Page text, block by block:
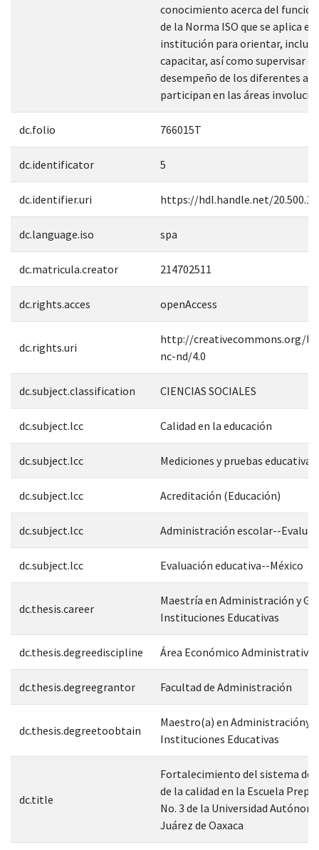
conocimiento acerca del
de la Norma ISO que se aplica en
institución para orientar, incluso
capacitar, así como supervisar el
desempeño de los diferentes
participan en las áreas
dc.folio 766015T
dc.identificator 5
dc.identifier.uri https://hdl.handle.net/
dc.language.iso spa
dc.matricula.creator 214702511
dc.rights.acces openAccess
dc.rights.uri
http://creativecommons.org/
nc-nd/4.0
dc.subject.classification CIENCIAS SOCIALES
dc.subject.lcc Calidad en la educación
dc.subject.lcc Mediciones y pruebas educativas
dc.subject.lcc Acreditación (Educación)
dc.subject.lcc Administración escolar--
dc.subject.lcc Evaluación educativa--México
dc.thesis.career
Maestría en Administración y
Instituciones Educativas
dc.thesis.degreediscipline Área Económico Administrativa
dc.thesis.degreegrantor Facultad de Administración
dc.thesis.degreetoobtain
Maestro(a) en Administracióny
Instituciones Educativas
dc.title
Fortalecimiento del sistema de
de la calidad en la Escuela
No. 3 de la Universidad
Juárez de Oaxaca